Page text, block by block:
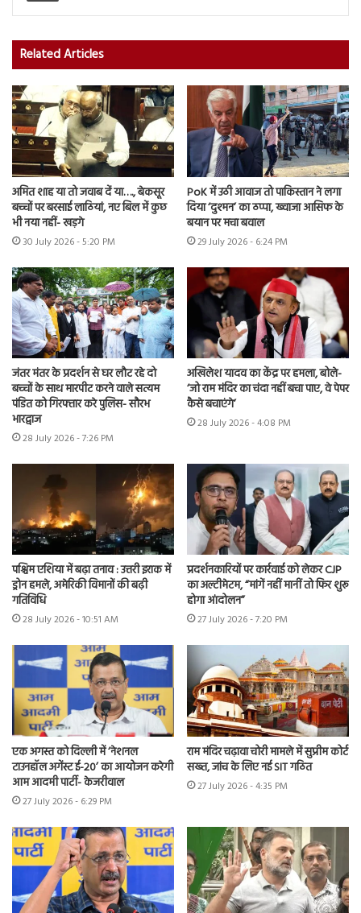
Related Articles
अमित शाह या तो जवाब दें या…., बेकसूर
बच्चों पर बरसाई लाठियां, नए बिल में कुछ
भी नया नहीं- खड़गे
30 July 2026 - 5:20 PM
PoK में उठी आवाज तो पाकिस्तान ने लगा
दिया ‘दुश्मन’ का ठप्पा, ख्वाजा आसिफ के
बयान पर मचा बवाल
29 July 2026 - 6:24 PM
जंतर मंतर के प्रदर्शन से घर लौट रहे दो
बच्चों के साथ मारपीट करने वाले सत्यम
पंडित को गिरफ्तार करे पुलिस- सौरभ
भारद्वाज
28 July 2026 - 7:26 PM
अखिलेश यादव का केंद्र पर हमला, बोले-
‘जो राम मंदिर का चंदा नहीं बचा पाए, वे पेपर
कैसे बचाएंगे’
28 July 2026 - 4:08 PM
पश्चिम एशिया में बढ़ा तनाव : उत्तरी इराक में
ड्रोन हमले, अमेरिकी विमानों की बढ़ी
गतिविधि
28 July 2026 - 10:51 AM
प्रदर्शनकारियों पर कार्रवाई को लेकर CJP
का अल्टीमेटम, “मांगें नहीं मानीं तो फिर शुरू
होगा आंदोलन”
27 July 2026 - 7:20 PM
एक अगस्त को दिल्ली में ‘नेशनल
टाउनहॉल अगेंस्ट ई-20’ का आयोजन करेगी
आम आदमी पार्टी- केजरीवाल
27 July 2026 - 6:29 PM
राम मंदिर चढ़ावा चोरी मामले में सुप्रीम कोर्ट
सख्त, जांच के लिए नई SIT गठित
27 July 2026 - 4:35 PM